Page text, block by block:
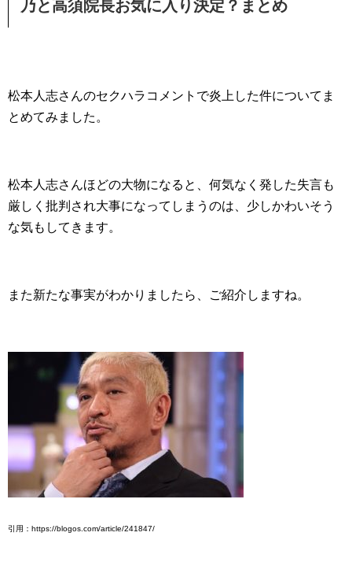
乃と高須院長お気に入り決定？まとめ
松本人志さんのセクハラコメントで炎上した件についてま
とめてみました。
松本人志さんほどの大物になると、何気なく発した失言も
厳しく批判され大事になってしまうのは、少しかわいそう
な気もしてきます。
また新たな事実がわかりましたら、ご紹介しますね。
引用：https://blogos.com/article/241847/